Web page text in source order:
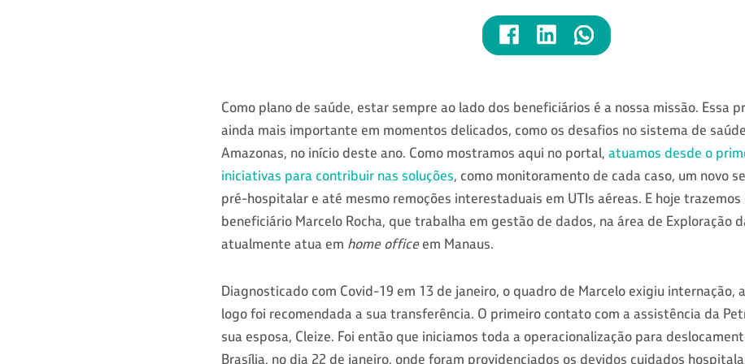
Como plano de saúde, estar sempre ao lado dos beneficiários é a nossa missão. Essa
ainda mais importante em momentos delicados, como os desafios no sistema de
Amazonas, no início deste ano. Como mostramos aqui no portal, atuamos desde o
iniciativas para contribuir nas soluções, como monitoramento de cada caso, um novo
pré-hospitalar e até mesmo remoções interestaduais em UTIs aéreas. E hoje
beneficiário Marcelo Rocha, que trabalha em gestão de dados, na área de Exploração
atualmente atua em home officeem Manaus.
Diagnosticado com Covid-19 em 13 de janeiro, o quadro de Marcelo exigiu internação,
logo foi recomendada a sua transferência. O primeiro contato com a assistência da
sua esposa, Cleize. Foi então que iniciamos toda a operacionalização para
Brasília, no dia 22 de janeiro, onde foram providenciados os devidos cuidados